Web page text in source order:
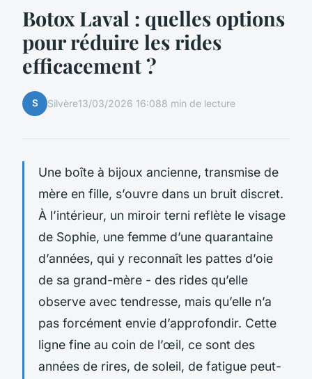
Botox Laval : quelles options
pour réduire les rides
efficacement ?
S Silvère13/03/2026 16:088 min de lecture
Une boîte à bijoux ancienne, transmise de
mère en fille, s’ouvre dans un bruit discret.
À l’intérieur, un miroir terni reflète le visage
de Sophie, une femme d’une quarantaine
d’années, qui y reconnaît les pattes d’oie
de sa grand-mère - des rides qu’elle
observe avec tendresse, mais qu’elle n’a
pas forcément envie d’approfondir. Cette
ligne fine au coin de l’œil, ce sont des
années de rires, de soleil, de fatigue peut-